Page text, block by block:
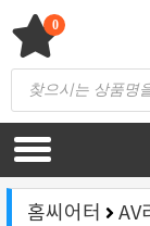
content
AV 플라
하이파이 / 홈씨어
Products
search
0
홈씨어터 AV